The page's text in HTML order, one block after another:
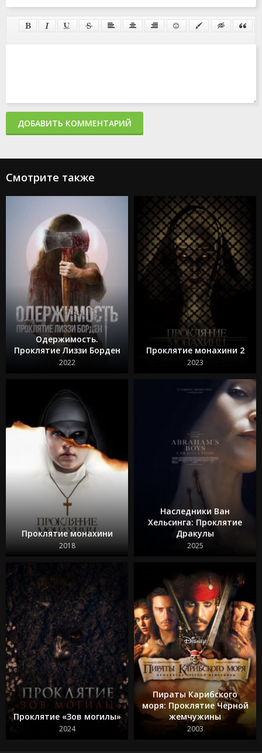
ДОБАВИТЬ КОММЕНТАРИЙ
Смотрите также
Одержимость.
Проклятие Лиззи Борден
2022
Проклятие монахини 2
2023
Проклятие монахини
2018
Наследники Ван
Хельсинга: Проклятие
Дракулы
2025
Проклятие «Зов могилы»
2024
Пираты Карибского
моря: Проклятие Черной
жемчужины
2003